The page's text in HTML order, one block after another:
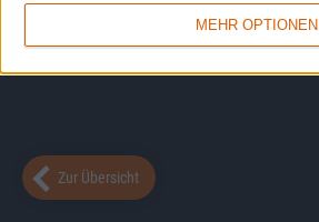
MEHR OPTIONEN
Zur Übersicht